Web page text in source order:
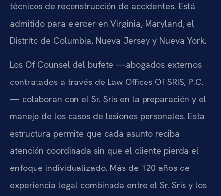
técnicos de reconstrucción de accidentes. Está
admitido para ejercer en Virginia, Maryland, el
Distrito de Columbia, Nueva Jersey y Nueva York.
Los Of Counsel del bufete —abogados externos
contratados a través de Law Offices Of SRIS, P.C.
— colaboran con el Sr. Sris en la preparación y el
manejo de los casos de lesiones personales. Esta
estructura permite que cada asunto reciba
atención coordinada sin que el cliente pierda el
enfoque individualizado. Más de 120 años de
experiencia legal combinada entre el Sr. Sris y los